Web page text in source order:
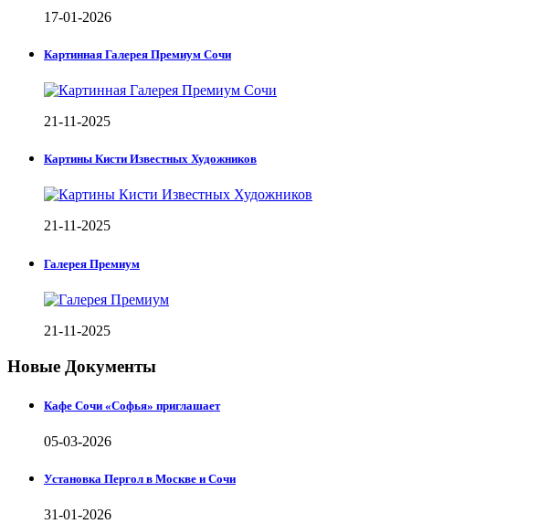
17-01-2026
Картинная Галерея Премиум Сочи
21-11-2025
Картины Кисти Известных Художников
21-11-2025
Галерея Премиум
21-11-2025
Новые Документы
Кафе Сочи «Софья» приглашает
05-03-2026
Установка Пергол в Москве и Сочи
31-01-2026